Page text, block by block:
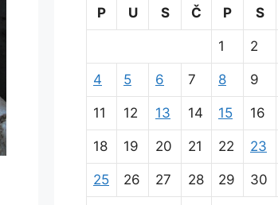
P
U S Č P S
1 2
4 5 6 7 8 9
11 12 13 14 15 16
18 19 20 21 22 23
25 26 27 28 29 30